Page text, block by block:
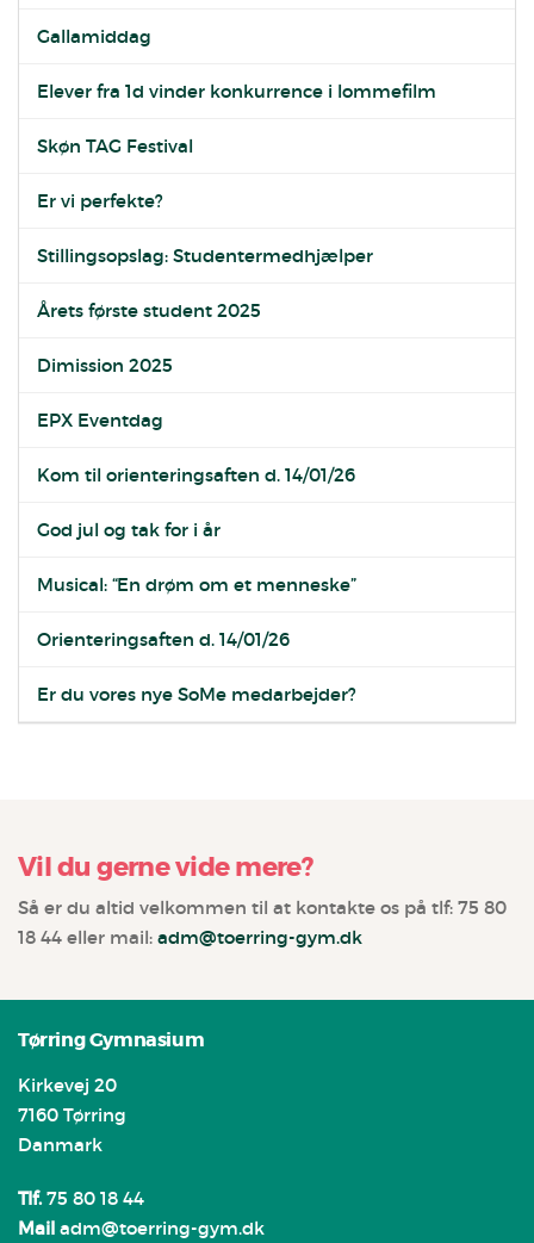
Gallamiddag
Elever fra 1d vinder konkurrence i lommefilm
Skøn TAG Festival
Er vi perfekte?
Stillingsopslag: Studentermedhjælper
Årets første student 2025
Dimission 2025
EPX Eventdag
Kom til orienteringsaften d. 14/01/26
God jul og tak for i år
Musical: “En drøm om et menneske”
Orienteringsaften d. 14/01/26
Er du vores nye SoMe medarbejder?
Vil du gerne vide mere?
Så er du altid velkommen til at kontakte os på tlf: 75 80
18 44 eller mail: adm@toerring-gym.dk
Tørring Gymnasium
Kirkevej 20
7160 Tørring
Danmark
Tlf.75 80 18 44
Mail adm@toerring-gym.dk